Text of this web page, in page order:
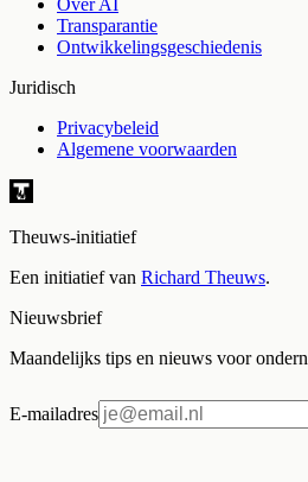
Over AI
Transparantie
Ontwikkelingsgeschiedenis
Juridisch
Privacybeleid
Algemene voorwaarden
Theuws-initiatief
Een initiatief van Richard Theuws.
Nieuwsbrief
Maandelijks tips en nieuws voor
E-mailadres